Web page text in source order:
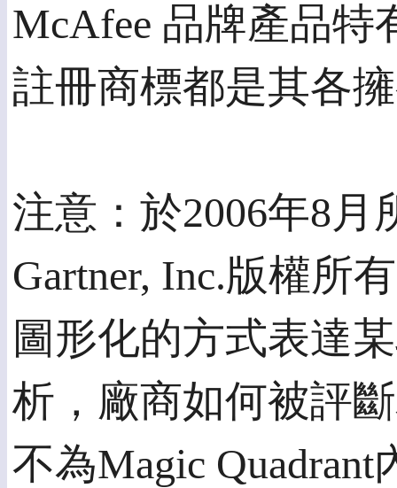
McAfee 品牌產品
註冊商標都是其各
注意：於2006年8月
Gartner, Inc.版權所
圖形化的方式表達
析，廠商如何被評
不為Magic